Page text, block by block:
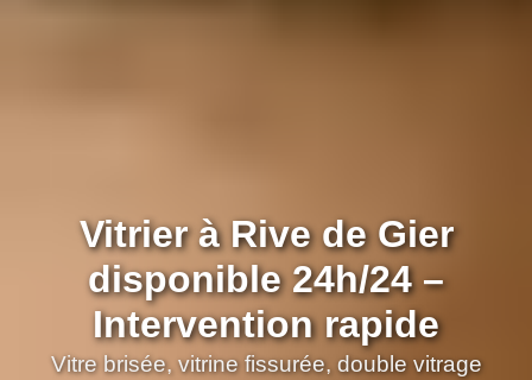
Vitrier à Rive de Gier
disponible 24h/24 –
Intervention rapide
Vitre brisée, vitrine fissurée, double vitrage